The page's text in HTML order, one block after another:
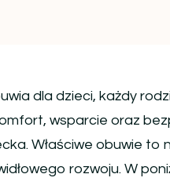
dla dzieci, każdy
wsparcie oraz
Właściwe obuwie to
rozwoju. W